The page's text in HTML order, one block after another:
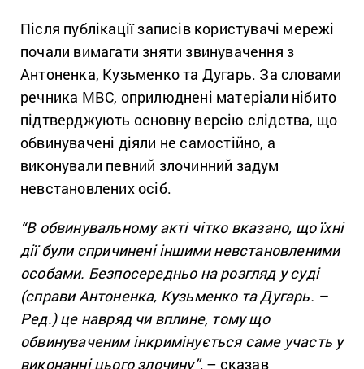
Після публікації записів користувачі мережі
почали вимагати зняти звинувачення з
Антоненка, Кузьменко та Дугарь. За словами
речника МВС, оприлюднені матеріали нібито
підтверджують основну версію слідства, що
обвинувачені діяли не самостійно, а
виконували певний злочинний задум
невстановлених осіб.
“В обвинувальному акті чітко вказано, що їхні
дії були спричинені іншими невстановленими
особами. Безпосередньо на розгляд у суді
(справи Антоненка, Кузьменко та Дугарь. –
Ред.) це навряд чи вплине, тому що
обвинуваченим інкримінується саме участь у
виконанні цього злочину”, – сказав